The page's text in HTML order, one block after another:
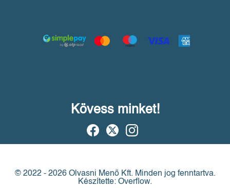
Kövess minket!
© 2022 - 2026 Olvasni Menő Kft. Minden jog fenntartva.
Készítette: Overflow.